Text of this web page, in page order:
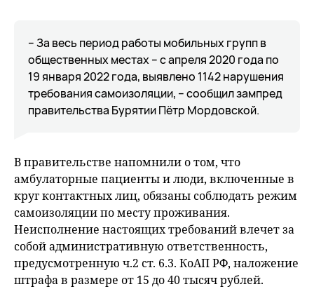
– За весь период работы мобильных групп в
общественных местах – с апреля 2020 года по
19 января 2022 года, выявлено 1142 нарушения
требования самоизоляции, – сообщил зампред
правительства Бурятии Пётр Мордовской.
В правительстве напомнили о том, что
амбулаторные пациенты и люди, включенные в
круг контактных лиц, обязаны соблюдать режим
самоизоляции по месту проживания.
Неисполнение настоящих требований влечет за
собой административную ответственность,
предусмотренную ч.2 ст. 6.3. КоАП РФ, наложение
штрафа в размере от 15 до 40 тысяч рублей.